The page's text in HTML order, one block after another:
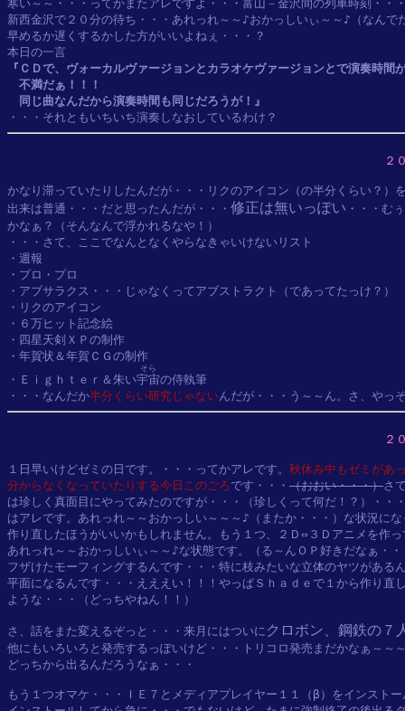
寒い～～・・・ってかまたアレですよ・・・富山－金沢間の列車時刻・・
新西金沢で２０分の待ち・・・あれっれ～～♪おかっしいぃ～～♪（なんで
早めるか遅くするかした方がいいよねぇ・・・？
『ＣＤで、ヴォーカルヴァージョンとカラオケヴァージョンとで演奏時間
不満だぁ！！！
同じ曲なんだから演奏時間も同じだろうが！』
２
かなり滞っていたりしたんだが・・・リクのアイコン（の半分くらい？）
出来は普通・・・だと思ったんだが・・・ 修正は無いっぽい ・・・む
かなぁ？（そんなんで浮かれるなや！）
・・・さて、ここでなんとなくやらなきゃいけないリスト
・週報
・プロ・プロ
・アブサラクス・・・じゃなくってアブストラクト（であってたっけ？）
・リクのアイコン
・６万ヒット記念絵
・四星天剣ＸＰの制作
・年賀状＆年賀ＣＧの制作
・Ｅｉｇｈｔｅｒ＆朱い宇宙
そら
の侍執筆
・・・なんだか半分くらい研究じゃないんだが・・・う～～ん。さ、やっ
２
１日早いけどゼミの日です。・・・ってかアレです。 秋休み中もゼミがあ
分からなくなっていたりする今日このごろ です・・・ （おおい・・・）さ
は珍しく真面目にやってみたのですが・・・（珍しくって何だ！？）・・
はアレです。あれっれ～～おかっしい～～～♪（またか・・・）な状況に
作り直したほうがいいかもしれません。もう１つ、２Ｄ⇔３Ｄアニメを作
あれっれ～～おかっしいぃ～～♪な状態です。（る～んＯＰ好きだなぁ・
フザけたモーフィングするんです・・・特に枝みたいな立体のヤツがある
平面になるんです・・・えええい！！！やっぱＳｈａｄｅで１から作り直
ような・・・（どっちやねん！！）
さ、話をまた変えるぞっと・・・来月にはついに クロボン、鋼鉄の７
他にもいろいろと発売するっぽいけど・・・トリコロ発売まだかなぁ～～
どっちから出るんだろうなぁ・・・
もう１つオマケ・・・ＩＥ７とメディアプレイヤー１１（β）をインスト